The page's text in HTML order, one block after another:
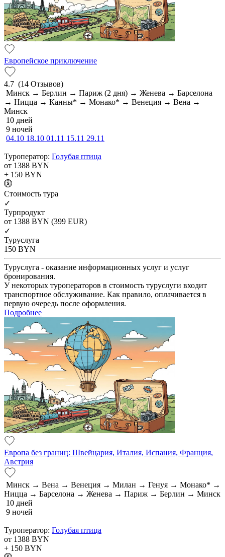
Европейское приключение
4.7 (14 Отзывов)
Минск → Берлин → Париж (2 дня) → Женева → Барселона
→ Ницца → Канны* → Монако* → Венеция → Вена →
Минск
10 дней
9 ночей
04.10 18.10 01.11 15.11 29.11
Туроператор: Голубая птица
от 1388 BYN
+ 150 BYN
Cтоимость тура
✓
Турпродукт
от 1388 BYN (399 EUR)
✓
Туруслуга
150 BYN
Туруслуга - оказание информационных услуг и услуг
бронирования.
У некоторых туроператоров в стоимость туруслуги входит
транспортное обслуживание. Как правило, оплачивается в
первую очередь после оформления.
Подробнее
Европа без границ: Швейцария, Италия, Испания, Франция,
Австрия
Минск → Вена → Венеция → Милан → Генуя → Монако* →
Ницца → Барселона → Женева → Париж → Берлин → Минск
10 дней
9 ночей
Туроператор: Голубая птица
от 1388 BYN
+ 150 BYN